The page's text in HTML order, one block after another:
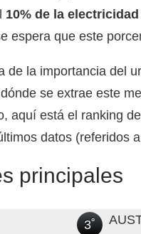
10% de la electricidad
espera que este
de la importancia del
se extrae este
aquí está el ranking
datos (referidos
principales
3˚